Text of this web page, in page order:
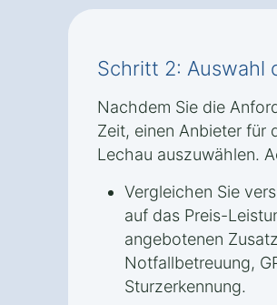
Schritt 2: Auswahl
Nachdem Sie die
Zeit, einen Anbieter für
Lechau auszuwählen.
Vergleichen Sie
auf das Preis-
angebotenen
Notfallbetreuung,
Sturzerkennung.